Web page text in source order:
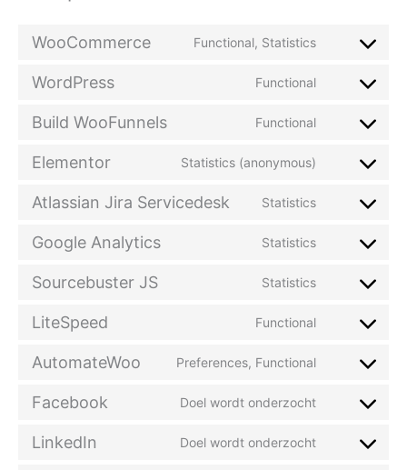
WooCommerce Functional, Statistics
WordPress Functional
Build WooFunnels Functional
Elementor Statistics (anonymous)
Atlassian Jira Servicedesk Statistics
Google Analytics Statistics
Sourcebuster JS Statistics
LiteSpeed Functional
AutomateWoo Preferences, Functional
Facebook Doel wordt onderzocht
LinkedIn Doel wordt onderzocht